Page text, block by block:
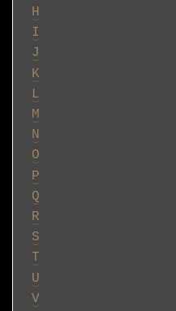
H
I
J
K
L
M
N
O
P
Q
R
S
T
U
V